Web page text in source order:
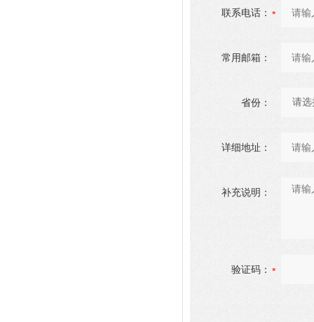
联系电话：
常用邮箱：
省份：
详细地址：
补充说明：
验证码：